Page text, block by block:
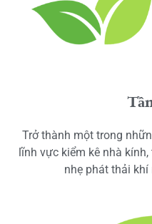
Trở thành một trong
lĩnh vực kiểm kê nhà
nhẹ phát thải